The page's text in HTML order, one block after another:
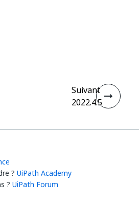
Suivant
2022.4.5
? UiPath Academy
? UiPath Forum